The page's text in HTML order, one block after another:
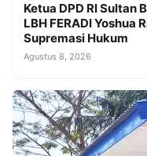
Ketua DPD RI Sultan
LBH FERADI Yoshua
Supremasi Hukum
Agustus 8, 2026